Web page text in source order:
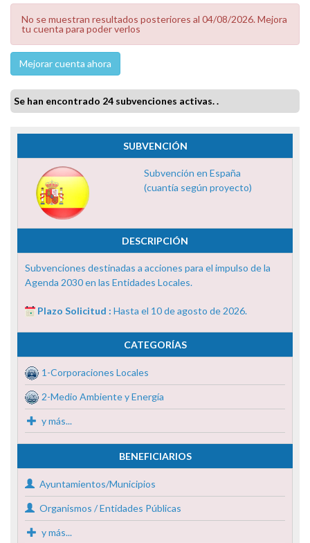
No se muestran resultados posteriores al 04/08/2026. Mejora
tu cuenta para poder verlos
Mejorar cuenta ahora
Se han encontrado 24 subvenciones activas. .
SUBVENCIÓN
Subvención en España
(cuantía según proyecto)
DESCRIPCIÓN
Subvenciones destinadas a acciones para el impulso de la
Agenda 2030 en las Entidades Locales.
Plazo Solicitud : Hasta el 10 de agosto de 2026.
CATEGORÍAS
1-Corporaciones Locales
2-Medio Ambiente y Energía
y más...
BENEFICIARIOS
Ayuntamientos/Municipios
Organismos / Entidades Públicas
y más...